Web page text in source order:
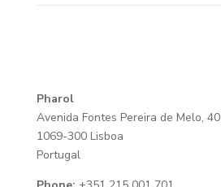
Pharol
Avenida Fontes Pereira de Melo, 40
1069-300 Lisboa
Portugal